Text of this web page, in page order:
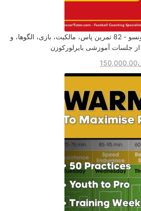
خرید آنلاین کتاب ژابی آلونسو - 82 تمرین پاس، مالکیت، بازی، الگوها، و
جلسات آموزشی بایرلورکوزن
150,000.00